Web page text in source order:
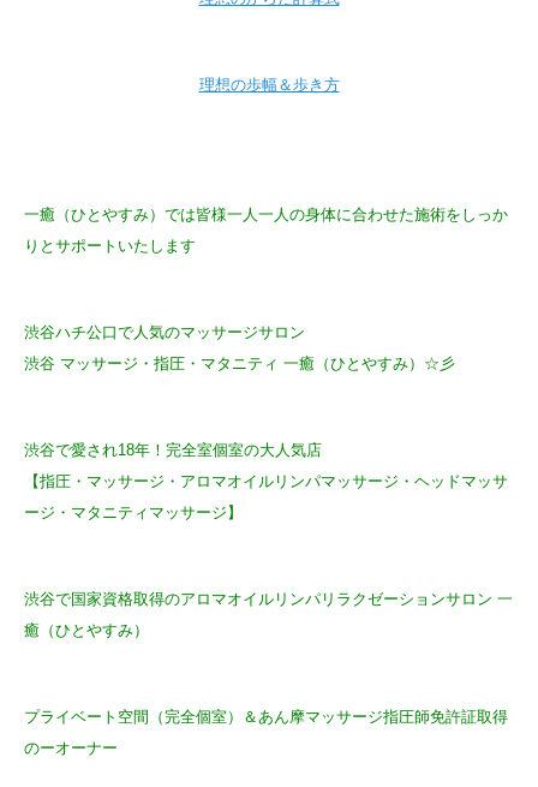
理想の歩幅＆歩き方
一癒（ひとやすみ）では皆様一人一人の身体に合わせた施術をしっか
りとサポートいたします
渋谷ハチ公口で人気のマッサージサロン
渋谷 マッサージ・指圧・マタニティ 一癒（ひとやすみ）☆彡
渋谷で愛され18年！完全室個室の大人気店
【指圧・マッサージ・アロマオイルリンパマッサージ・ヘッドマッサ
ージ・マタニティマッサージ】
渋谷で国家資格取得のアロマオイルリンパリラクゼーションサロン 一
癒（ひとやすみ）
プライベート空間（完全個室）＆あん摩マッサージ指圧師免許証取得
のーオーナー